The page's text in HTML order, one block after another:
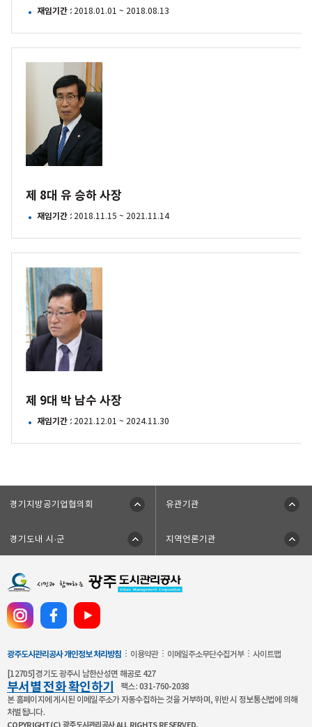
재임기간: 2018.01.01 ~ 2018.08.13
제 8대 유 승하 사장
재임기간: 2018.11.15 ~ 2021.11.14
제
9대
박
남수
사장
제 9대 박 남수 사장
재임기간: 2021.12.01 ~ 2024.11.30
경기지방공기업협의회 유관기관
경기도내 시·군 지역언론기관
공
사
식
SNS
채
널
바
광주도시관리공사 개인정보 처리방침 이용약관 이메일주소무단수집거부
사이트맵
[12705] 경기도 광주시 남한산성면 해공로 427
부서별 전화 확인하기
팩스 : 031-760-2038
본 홈페이지에 게시된 이메일주소가 자동수집하는 것을 거부하며, 위반 시 정보통신법에 의해
처벌됩니다.
COPYRIGHT(C) 광주도시관리공사 ALL RIGHTS RESERVED.